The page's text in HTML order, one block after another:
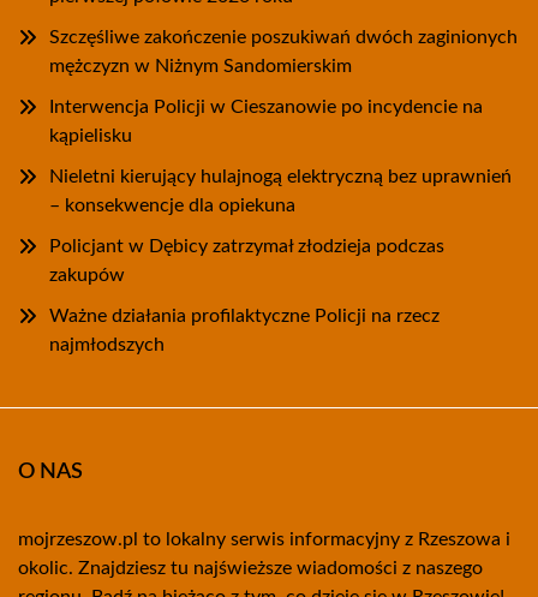
Szczęśliwe zakończenie poszukiwań dwóch zaginionych
mężczyzn w Niżnym Sandomierskim
Interwencja Policji w Cieszanowie po incydencie na
kąpielisku
Nieletni kierujący hulajnogą elektryczną bez uprawnień
– konsekwencje dla opiekuna
Policjant w Dębicy zatrzymał złodzieja podczas
zakupów
Ważne działania profilaktyczne Policji na rzecz
najmłodszych
O NAS
mojrzeszow.pl to lokalny serwis informacyjny z Rzeszowa i
okolic. Znajdziesz tu najświeższe wiadomości z naszego